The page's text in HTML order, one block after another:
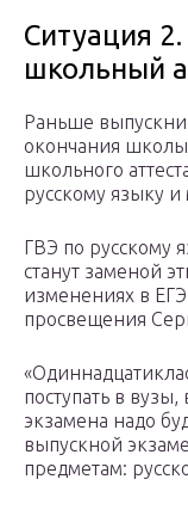
Ситуация
школьный
Раньше
окончания школы
школьного
русскому языку и
ГВЭ по русскому
станут заменой
изменениях в
просвещения
поступать в
экзамена надо
выпускной
предметам: